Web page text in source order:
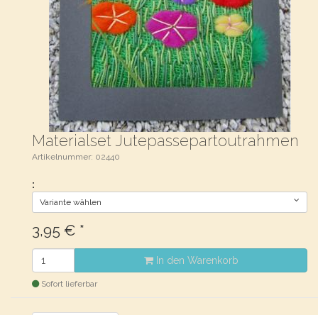
Materialset Jutepassepartoutrahmen
Artikelnummer: 02440
:
Variante wählen
3,95 € *
In den Warenkorb
Sofort lieferbar